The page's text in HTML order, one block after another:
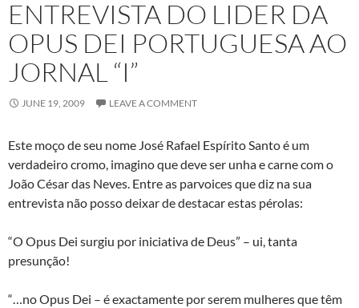
ENTREVISTA DO LIDER DA
OPUS DEI PORTUGUESA AO
JORNAL “I”
JUNE 19, 2009 LEAVE A COMMENT
Este moço de seu nome José Rafael Espírito Santo é um
verdadeiro cromo, imagino que deve ser unha e carne com o
João César das Neves. Entre as parvoices que diz na sua
entrevista não posso deixar de destacar estas pérolas:
“O Opus Dei surgiu por iniciativa de Deus” – ui, tanta
presunção!
“…no Opus Dei – é exactamente por serem mulheres que têm